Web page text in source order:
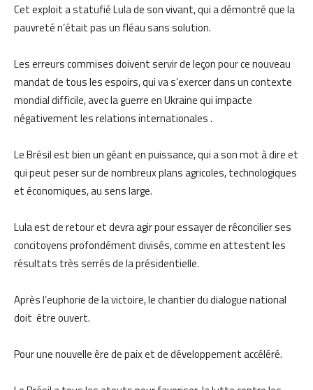
Cet exploit a statufié Lula de son vivant, qui a démontré que la
pauvreté n’était pas un fléau sans solution.
Les erreurs commises doivent servir de leçon pour ce nouveau
mandat de tous les espoirs, qui va s’exercer dans un contexte
mondial difficile, avec la guerre en Ukraine qui impacte
négativement les relations internationales .
Le Brésil est bien un géant en puissance, qui a son mot à dire et
qui peut peser sur de nombreux plans agricoles, technologiques
et économiques, au sens large.
Lula est de retour et devra agir pour essayer de réconcilier ses
concitoyens profondément divisés, comme en attestent les
résultats très serrés de la présidentielle.
Après l’euphorie de la victoire, le chantier du dialogue national
doit être ouvert.
Pour une nouvelle ère de paix et de développement accéléré.